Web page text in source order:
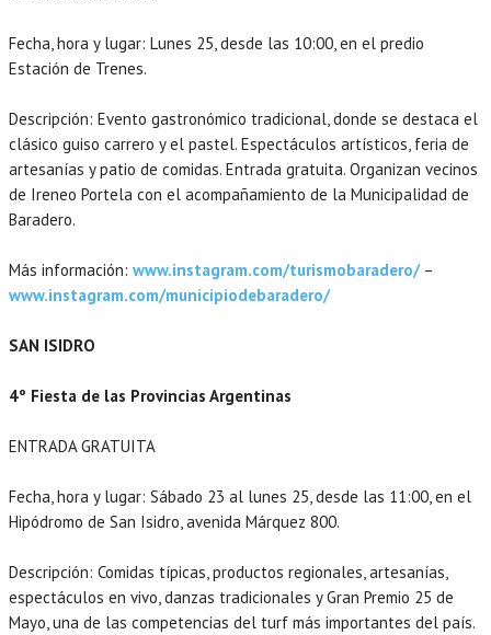
Fecha, hora y lugar: Lunes 25, desde las 10:00, en el predio
Estación de Trenes.
Descripción: Evento gastronómico tradicional, donde se destaca el
clásico guiso carrero y el pastel. Espectáculos artísticos, feria de
artesanías y patio de comidas. Entrada gratuita. Organizan vecinos
de Ireneo Portela con el acompañamiento de la Municipalidad de
Baradero.
Más información: www.instagram.com/turismobaradero/–
www.instagram.com/municipiodebaradero/
SAN ISIDRO
4º Fiesta de las Provincias Argentinas
ENTRADA GRATUITA
Fecha, hora y lugar: Sábado 23 al lunes 25, desde las 11:00, en el
Hipódromo de San Isidro, avenida Márquez 800.
Descripción: Comidas típicas, productos regionales, artesanías,
espectáculos en vivo, danzas tradicionales y Gran Premio 25 de
Mayo, una de las competencias del turf más importantes del país.